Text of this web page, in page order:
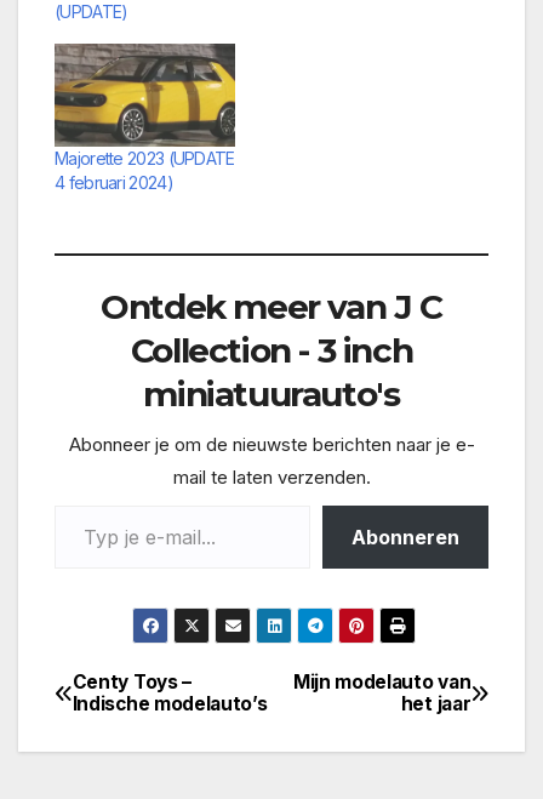
(UPDATE)
Majorette 2023 (UPDATE
4 februari 2024)
Ontdek meer van J C
Collection - 3 inch
miniatuurauto's
Abonneer je om de nieuwste berichten naar je e-
mail te laten verzenden.
Abonneren
Bericht
navigatie
Mijn modelauto van
het jaar
Centy Toys –
Indische modelauto’s